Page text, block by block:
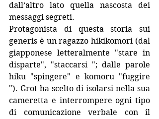
dall’altro lato quella nascosta dei
messaggi segreti.
Protagonista di questa storia sui
generis è un ragazzo hikikomori (dal
giapponese letteralmente "stare in
disparte", "staccarsi "; dalle parole
hiku "spingere" e komoru "fuggire
"). Grot ha scelto di isolarsi nella sua
cameretta e interrompere ogni tipo
di comunicazione verbale con il